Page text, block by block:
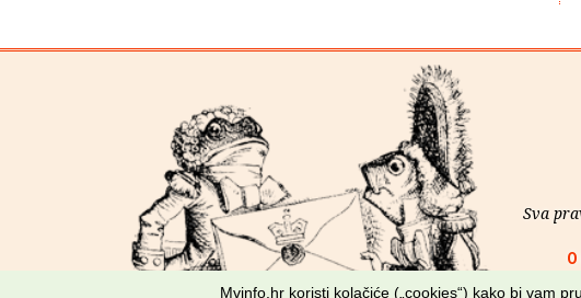
Sva
Mvinfo.hr koristi kolačiće („cookies“) kako bi vam